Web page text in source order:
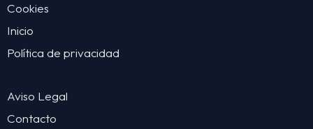
Cookies
Inicio
Política de privacidad
Aviso Legal
Contacto